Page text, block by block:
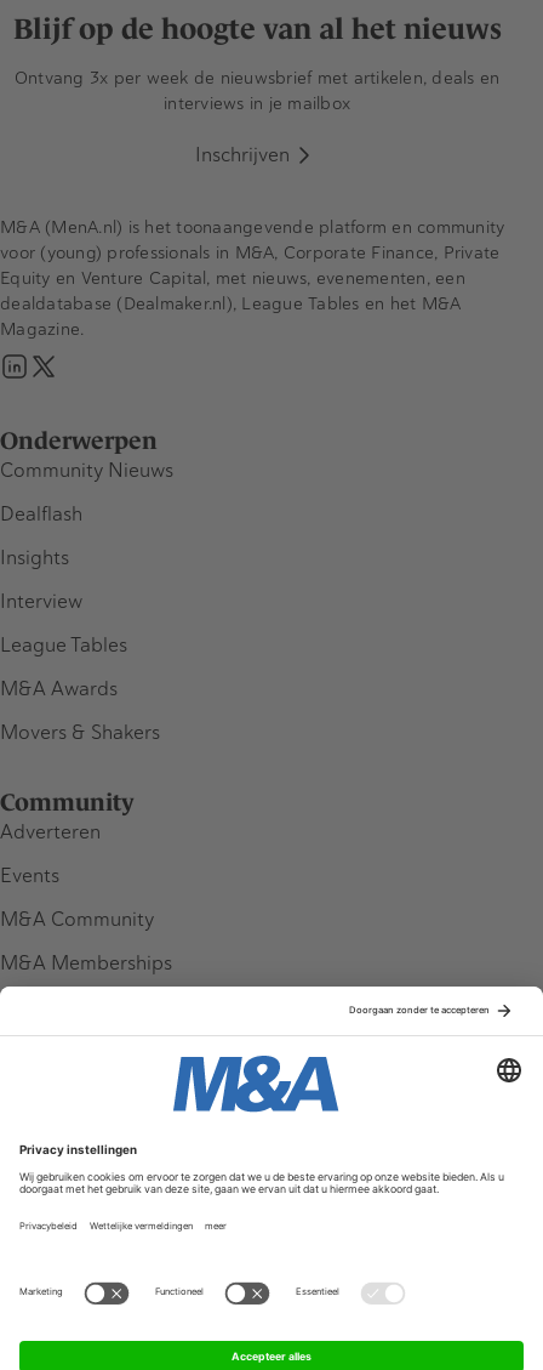
Blijf op de hoogte van al het nieuws
Ontvang 3x per week de nieuwsbrief met artikelen, deals en
interviews in je mailbox
Inschrijven
Onderwerpen
Community Nieuws
Dealflash
Insights
Interview
League Tables
M&A Awards
Movers & Shakers
Community
Adverteren
Events
M&A Community
M&A Memberships
Service & Contact
Contact
FAQ
Werken bij ons
M&A (MenA.nl) is het toonaangevende platform en community
voor (young) professionals in M&A, Corporate Finance, Private
Equity en Venture Capital, met nieuws, evenementen, een
dealdatabase (Dealmaker.nl), League Tables en het M&A
Magazine.